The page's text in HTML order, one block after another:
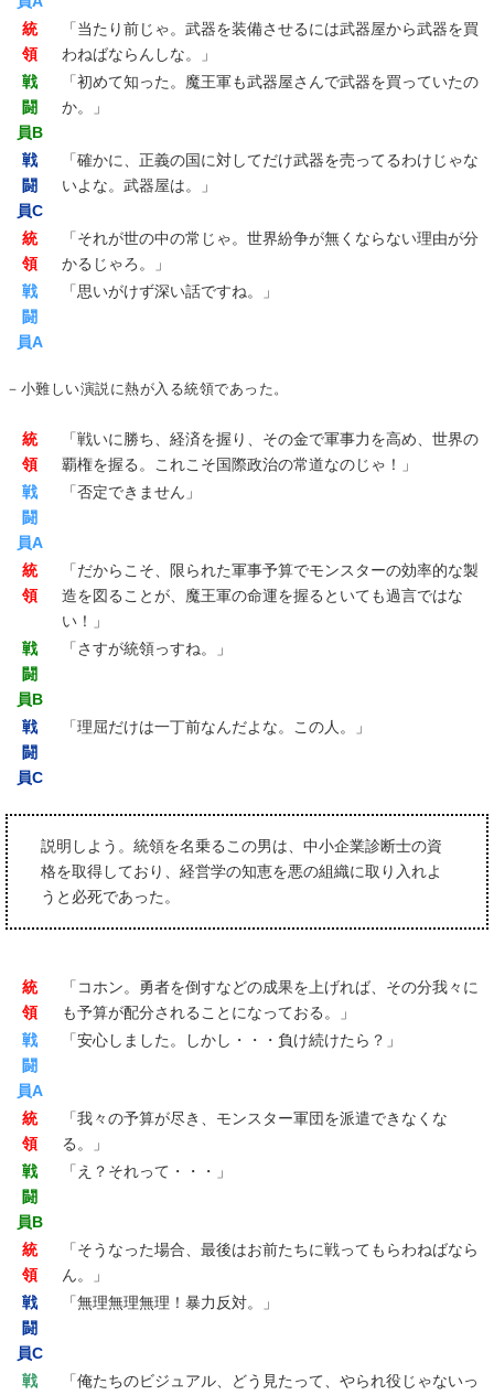
統
領
「当たり前じゃ。武器を装備させるには武器屋から武器を買
わねばならんしな。」
戦
闘
員B
「初めて知った。魔王軍も武器屋さんで武器を買っていたの
か。」
戦
闘
員C
「確かに、正義の国に対してだけ武器を売ってるわけじゃな
いよな。武器屋は。」
統
領
「それが世の中の常じゃ。世界紛争が無くならない理由が分
かるじゃろ。」
戦
闘
員A
「思いがけず深い話ですね。」
－小難しい演説に熱が入る統領であった。
統
領
「戦いに勝ち、経済を握り、その金で軍事力を高め、世界の
覇権を握る。これこそ国際政治の常道なのじゃ！」
戦
闘
員A
「否定できません」
統
領
「だからこそ、限られた軍事予算でモンスターの効率的な製
造を図ることが、魔王軍の命運を握るといても過言ではな
い！」
戦
闘
員B
「さすが統領っすね。」
戦
闘
員C
「理屈だけは一丁前なんだよな。この人。」
説明しよう。統領を名乗るこの男は、中小企業診断士の資
格を取得しており、経営学の知恵を悪の組織に取り入れよ
うと必死であった。
統
領
「コホン。勇者を倒すなどの成果を上げれば、その分我々に
も予算が配分されることになっておる。」
戦
闘
員A
「安心しました。しかし・・・負け続けたら？」
統
領
「我々の予算が尽き、モンスター軍団を派遣できなくな
る。」
戦
闘
員B
「え？それって・・・」
統
領
「そうなった場合、最後はお前たちに戦ってもらわねばなら
ん。」
戦
闘
員C
「無理無理無理！暴力反対。」
戦
「俺たちのビジュアル、どう見たって、やられ役じゃないっ